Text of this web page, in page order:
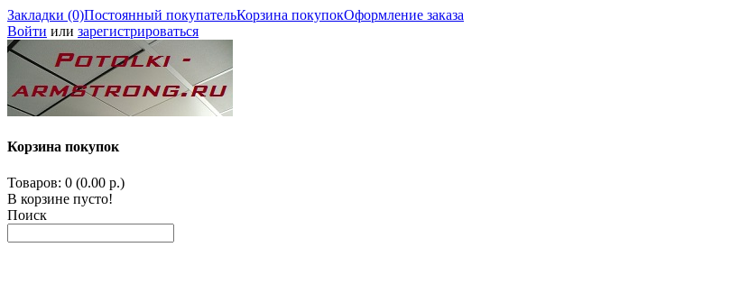
Закладки (0)Постоянный покупательКорзина покупокОформление заказа
Войти или зарегистрироваться
Корзина покупок
Товаров: 0 (0.00 р.)
В корзине пусто!
Поиск